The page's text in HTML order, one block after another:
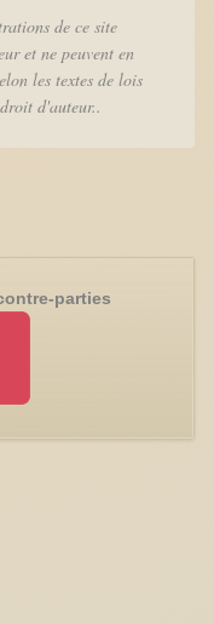
de ce site
et ne peuvent en
les textes de lois
d'auteur..
parties